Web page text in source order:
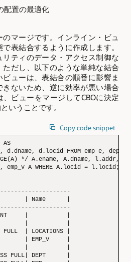
配置の最適化
マージです。インライン・ビュ
表結合するように作成します。
リティのデータ・アクセス制御な
だし、以下のような単純な結合
ューは、表結合の順番に影響ま
ないため、逆に効率が悪い場合
ビューをマージしてCBOに決定
いうことです。
Copy code snippet
AS
d.dname, d.locid FROM emp e, dept
*/ A.ename, A.dname, l.addr,
emp_v A WHERE A.locid = l.locid;
| Name      |
|           |
|           |
| LOCATIONS |
| EMP_V     |
|           |
FULL| DEPT      |